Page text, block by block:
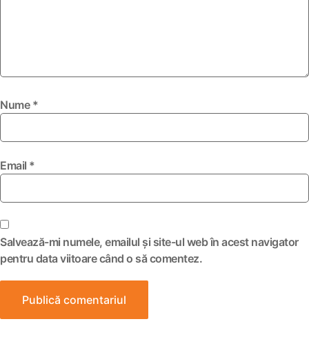
Nume *
Email *
Salvează-mi numele, emailul și site-ul web în acest navigator
pentru data viitoare când o să comentez.